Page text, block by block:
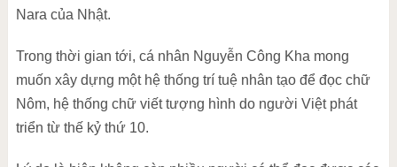
Nara của Nhật.
Trong thời gian tới, cá nhân Nguyễn Công Kha mong
muốn xây dựng một hệ thống trí tuệ nhân tạo để đọc chữ
Nôm, hệ thống chữ viết tượng hình do người Việt phát
triển từ thế kỷ thứ 10.